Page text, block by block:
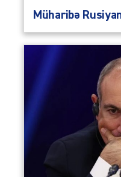
Müharibə